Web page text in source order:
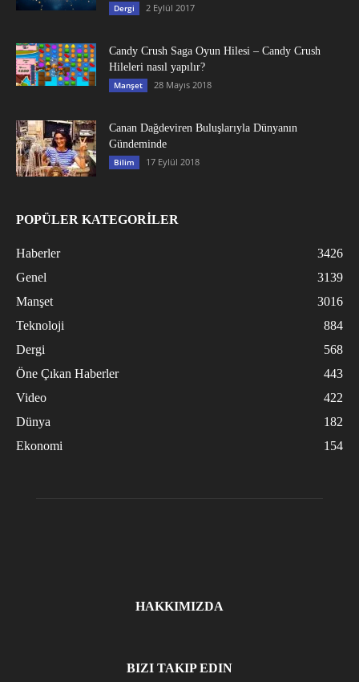
Dergi 2 Eylül 2017
Candy Crush Saga Oyun Hilesi – Candy Crush
Hileleri nasıl yapılır?
Manşet 28 Mayıs 2018
Canan Dağdeviren Buluşlarıyla Dünyanın
Gündeminde
Bilim 17 Eylül 2018
POPÜLER KATEGORİLER
Haberler
3426
Genel
3139
Manşet
3016
Teknoloji
884
Dergi
568
Öne Çıkan Haberler
443
Video
422
Dünya
182
Ekonomi
154
HAKKIMIZDA
BIZI TAKIP EDIN